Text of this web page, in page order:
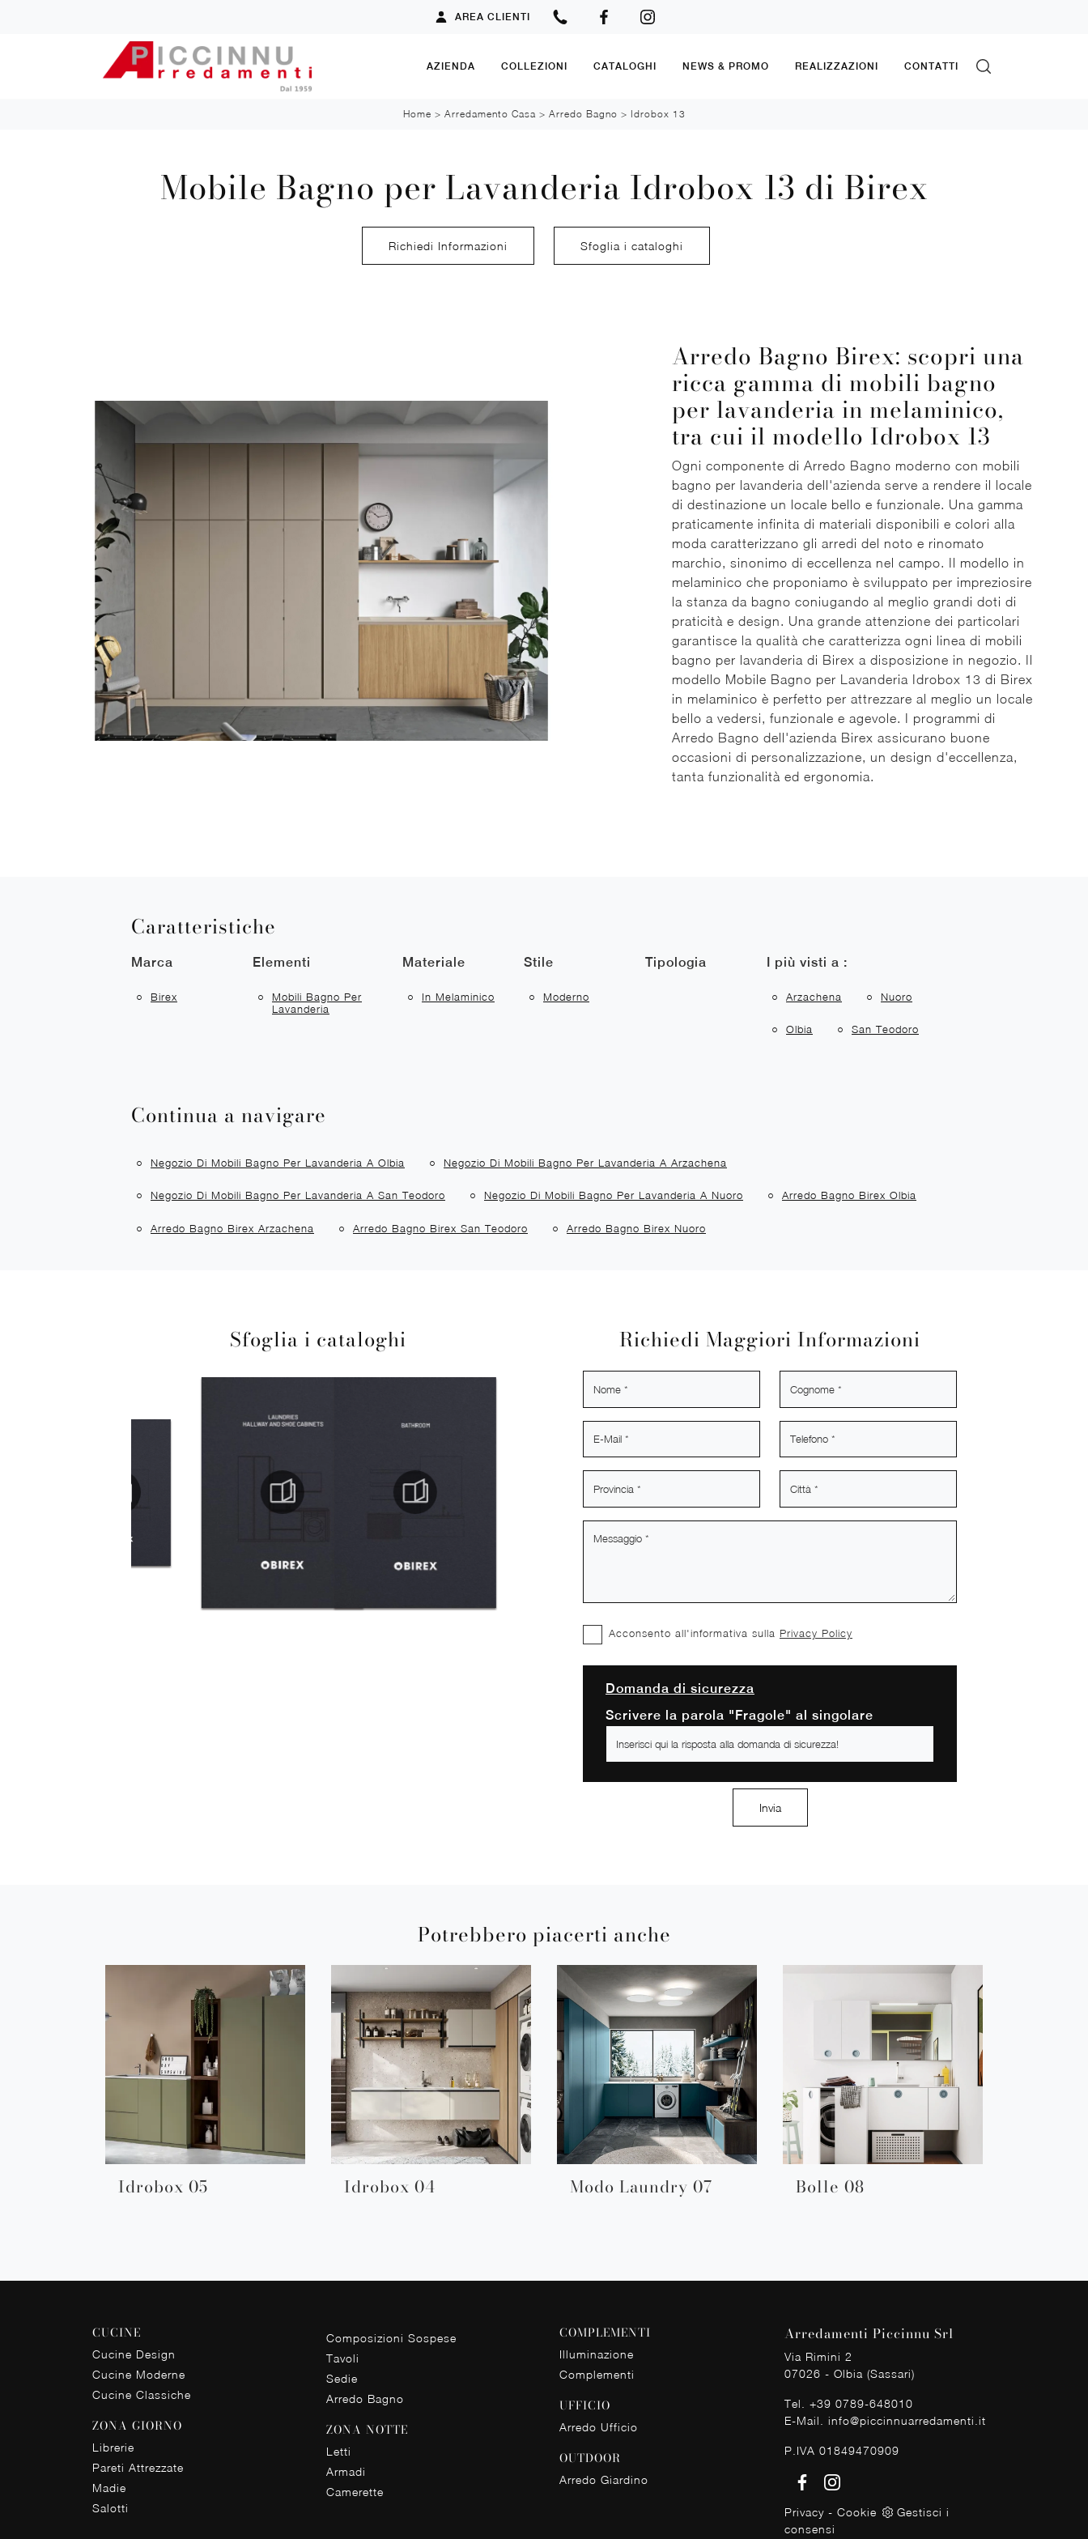
AREA CLIENTI
AZIENDA COLLEZIONI CATALOGHI NEWS & PROMO REALIZZAZIONI CONTATTI
Home > Arredamento Casa > Arredo Bagno > Idrobox 13
Mobile Bagno per Lavanderia Idrobox 13 di Birex
Richiedi Informazioni Sfoglia i cataloghi
Arredo Bagno Birex: scopri una
ricca gamma di mobili bagno
per lavanderia in melaminico,
tra cui il modello Idrobox 13
Ogni componente di Arredo Bagno moderno con mobili
bagno per lavanderia dell'azienda serve a rendere il locale
di destinazione un locale bello e funzionale. Una gamma
praticamente infinita di materiali disponibili e colori alla
moda caratterizzano gli arredi del noto e rinomato
marchio, sinonimo di eccellenza nel campo. Il modello in
melaminico che proponiamo è sviluppato per impreziosire
la stanza da bagno coniugando al meglio grandi doti di
praticità e design. Una grande attenzione dei particolari
garantisce la qualità che caratterizza ogni linea di mobili
bagno per lavanderia di Birex a disposizione in negozio. Il
modello Mobile Bagno per Lavanderia Idrobox 13 di Birex
in melaminico è perfetto per attrezzare al meglio un locale
bello a vedersi, funzionale e agevole. I programmi di
Arredo Bagno dell'azienda Birex assicurano buone
occasioni di personalizzazione, un design d'eccellenza,
tanta funzionalità ed ergonomia.
Caratteristiche
Marca
Birex
Elementi
Mobili Bagno Per
Lavanderia
Materiale
In Melaminico
Stile
Moderno
Tipologia I più visti a :
Arzachena Nuoro
Olbia San Teodoro
Continua a navigare
Negozio Di Mobili Bagno Per Lavanderia A Olbia Negozio Di Mobili Bagno Per Lavanderia A Arzachena
Negozio Di Mobili Bagno Per Lavanderia A San Teodoro Negozio Di Mobili Bagno Per Lavanderia A Nuoro Arredo Bagno Birex Olbia
Arredo Bagno Birex Arzachena Arredo Bagno Birex San Teodoro Arredo Bagno Birex Nuoro
Sfoglia i cataloghi Richiedi Maggiori Informazioni
Acconsento all'informativa sulla Privacy Policy
Domanda di sicurezza
Scrivere la parola "Fragole" al singolare
Invia
Potrebbero piacerti anche
Idrobox 05 Idrobox 04 Modo Laundry 07 Bolle 08
CUCINE
Cucine Design
Cucine Moderne
Cucine Classiche
ZONA GIORNO
Librerie
Pareti Attrezzate
Madie
Salotti
Composizioni Sospese
Tavoli
Sedie
Arredo Bagno
ZONA NOTTE
Letti
Armadi
Camerette
COMPLEMENTI
Illuminazione
Complementi
UFFICIO
Arredo Ufficio
OUTDOOR
Arredo Giardino
Arredamenti Piccinnu Srl
Via Rimini 2
07026 - Olbia (Sassari)
Tel. +39 0789-648010
E-Mail. info@piccinnuarredamenti.it
P.IVA 01849470909
Privacy - Cookie
Gestisci i
consensi